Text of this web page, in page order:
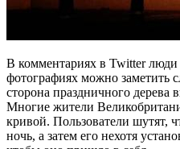
В комментариях в Twitter
фотографиях можно заметить
сторона праздничного дерева
Многие жители
кривой. Пользователи шутят,
ночь, а затем его нехотя